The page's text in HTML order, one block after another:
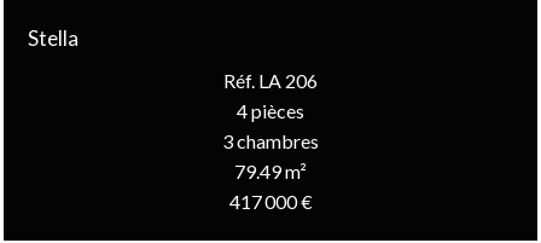
Stella
Réf. LA 206
4 pièces
3 chambres
79.49 m²
417 000 €